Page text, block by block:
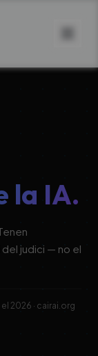
la IA.
judici — no el
2026 · cairai.org